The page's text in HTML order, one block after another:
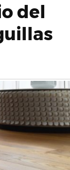
del